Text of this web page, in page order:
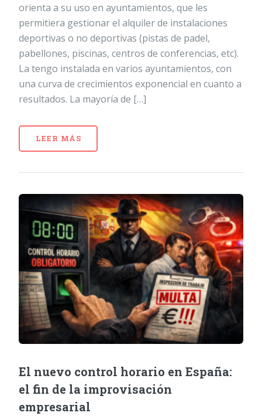
orienta a su uso en ayuntamientos, que les
permitiera gestionar el alquiler de instalaciones
deportivas o no deportivas (pistas de padel,
pabellones, piscinas, centros de conferencias, etc).
La tengo instalada en varios ayuntamientos, con
una curva de crecimientos exponencial en cuanto a
resultados. La mayoría de […]
LEER MÁS
El nuevo control horario en España:
el fin de la improvisación
empresarial